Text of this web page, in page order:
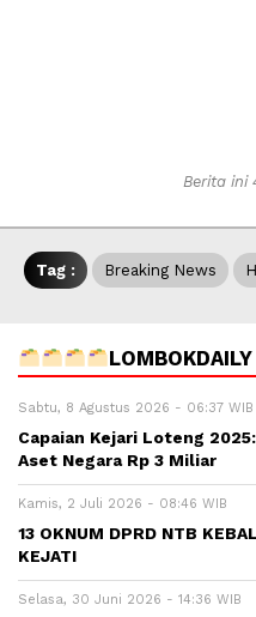
Berita ini
Tag : Breaking News
Sabtu, 8 Agustus 2026 - 06:37 WIB
Capaian Kejari Loteng
Aset Negara Rp 3 Miliar
Kamis, 2 Juli 2026 - 08:46 WIB
13 OKNUM DPRD NTB
KEJATI
Selasa, 30 Juni 2026 - 14:36 WIB